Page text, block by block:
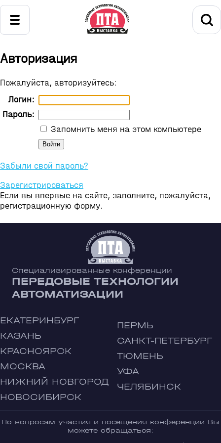
Авторизация
Пожалуйста, авторизуйтесь:
Логин:
Пароль:
Запомнить меня на этом компьютере
Забыли свой пароль?
Зарегистрироваться
Если вы впервые на сайте, заполните, пожалуйста,
регистрационную форму.
Специализированные конференции
ПЕРЕДОВЫЕ ТЕХНОЛОГИИ
АВТОМАТИЗАЦИИ
ЕКАТЕРИНБУРГ
КАЗАНЬ
КРАСНОЯРСК
МОСКВА
НИЖНИЙ НОВГОРОД
НОВОСИБИРСК
ПЕРМЬ
САНКТ-ПЕТЕРБУРГ
ТЮМЕНЬ
УФА
ЧЕЛЯБИНСК
По вопросам участия и посещения конференции Вы
можете обращаться: